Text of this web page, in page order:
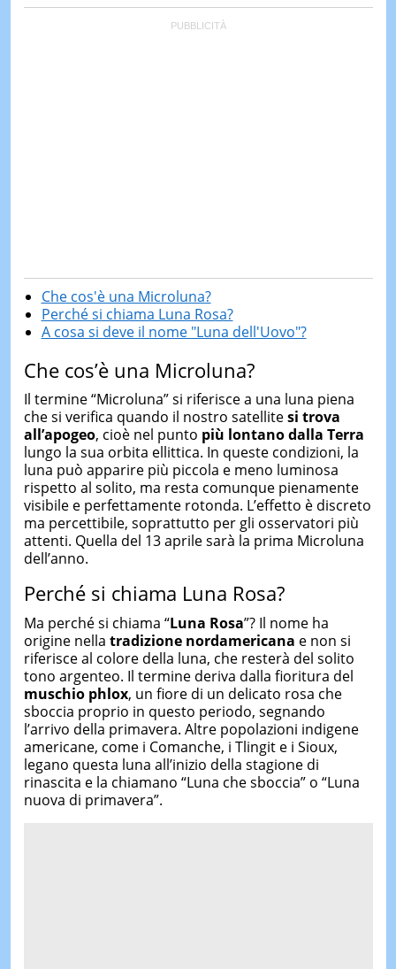
Che cos'è una Microluna?
Perché si chiama Luna Rosa?
A cosa si deve il nome "Luna dell'Uovo"?
Che cos’è una Microluna?
Il termine “Microluna” si riferisce a una luna piena
che si verifica quando il nostro satellitesi trova
all’apogeo, cioè nel punto più lontano dalla Terra
lungo la sua orbita ellittica. In queste condizioni, la
luna può apparire più piccola e meno luminosa
rispetto al solito, ma resta comunque pienamente
visibile e perfettamente rotonda. L’effetto è discreto
ma percettibile, soprattutto per gli osservatori più
attenti. Quella del 13 aprile sarà la prima Microluna
dell’anno.
Perché si chiama Luna Rosa?
Ma perché si chiama “Luna Rosa”? Il nome ha
origine nella tradizione nordamericana e non si
riferisce al colore della luna, che resterà del solito
tono argenteo. Il termine deriva dalla fioritura del
muschio phlox, un fiore di un delicato rosa che
sboccia proprio in questo periodo, segnando
l’arrivo della primavera. Altre popolazioni indigene
americane, come i Comanche, i Tlingit e i Sioux,
legano questa luna all’inizio della stagione di
rinascita e la chiamano “Luna che sboccia” o “Luna
nuova di primavera”.